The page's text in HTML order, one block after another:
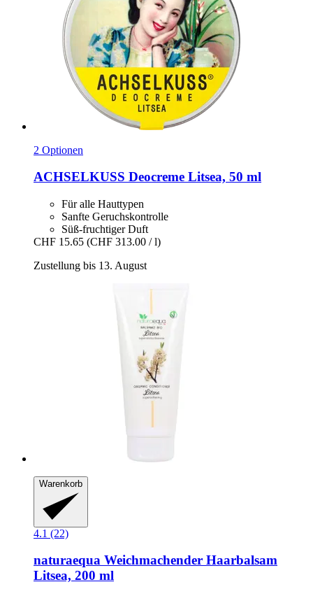
2 Optionen
ACHSELKUSS Deocreme Litsea, 50 ml
Für alle Hauttypen
Sanfte Geruchskontrolle
Süß-fruchtiger Duft
CHF 15.65 (CHF 313.00 / l)
Zustellung bis 13. August
Warenkorb
4.1 (22)
naturaequa Weichmachender Haarbalsam
Litsea, 200 ml